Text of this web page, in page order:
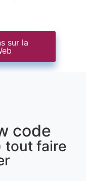
sur la
code
tout faire